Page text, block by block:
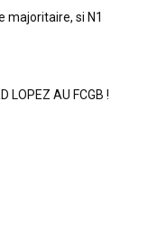
majoritaire, si N1
LOPEZ AU FCGB !